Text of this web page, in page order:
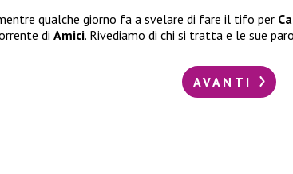
qualche giorno fa a svelare di fare il tifo per
di Amici. Rivediamo di chi si tratta e le sue
AVANTI